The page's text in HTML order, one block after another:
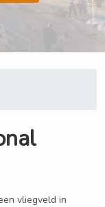
vliegveld in